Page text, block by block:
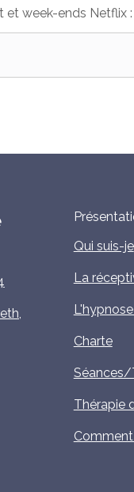
et week-ends
Qui suis-je
La
Charte
Séances/
Thérapie